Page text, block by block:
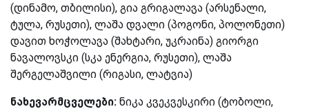
(დინამო, თბილისი), გია გრიგალავა (არსენალი,
ტულა, რუსეთი), ლაშა დვალი (პოგონი, პოლონეთი)
დავით ხოჭოლავა (შახტარი, უკრაინა) გიორგი
ნავალოვსკი (სკა ენერგია, რუსეთი), ლაშა
შერგელაშვილი (რიგასი, ლატვია)
ნახევარმცველები: ნიკა კვეკვესკირი (ტობოლი,